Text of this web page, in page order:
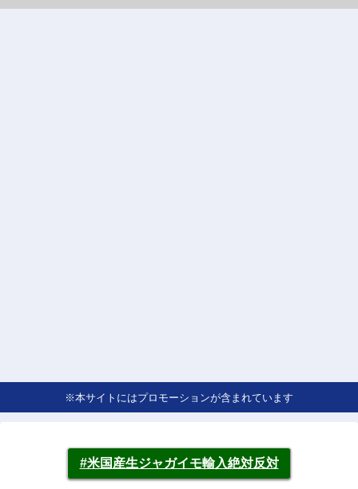
※本サイトにはプロモーションが含まれています
#米国産生ジャガイモ輸入絶対反対